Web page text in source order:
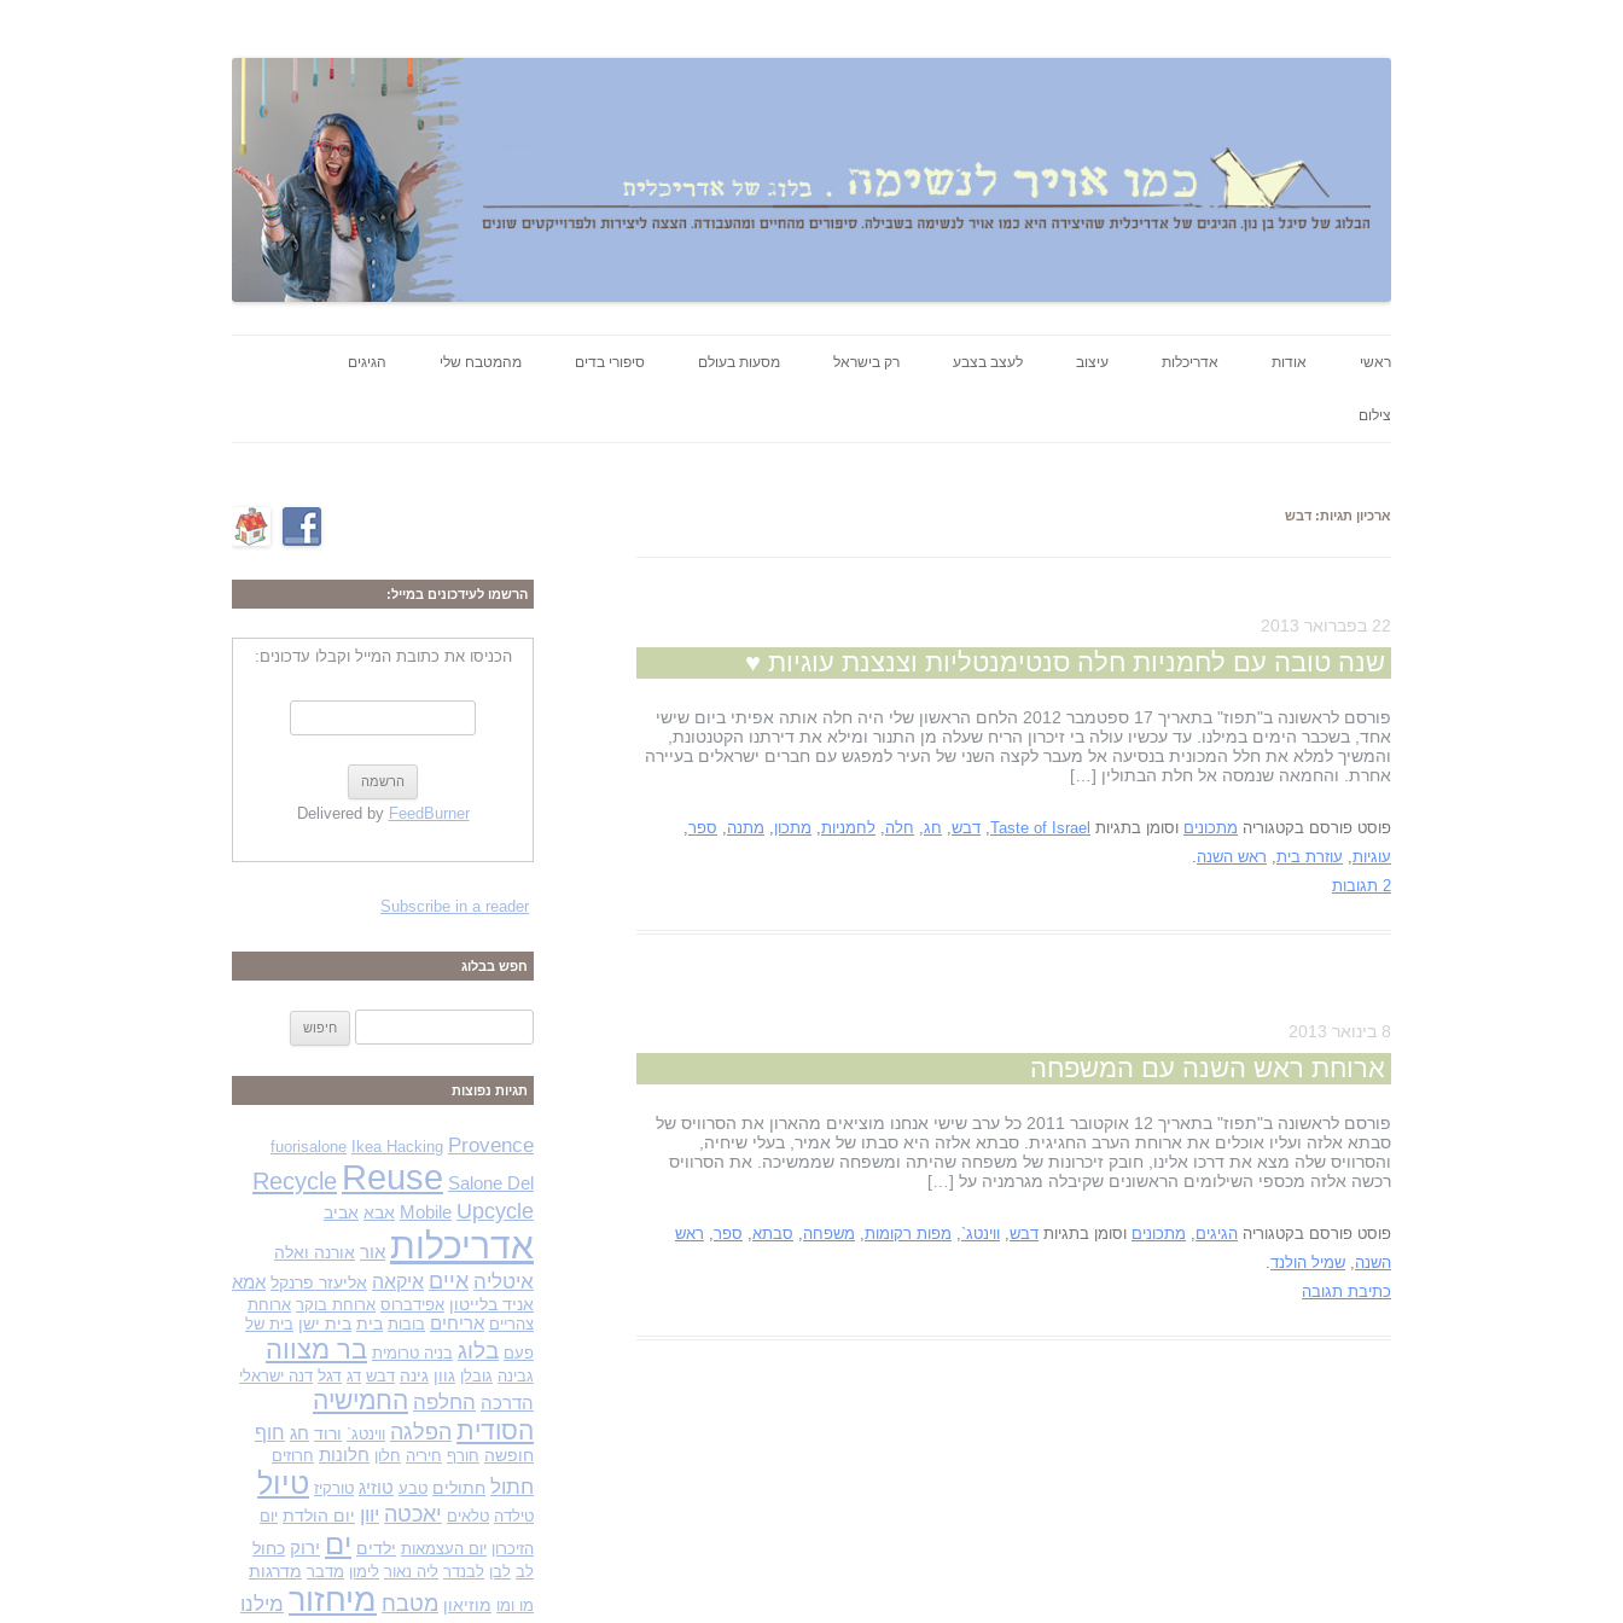
כמו אויר לנשימה – בלוג של אדריכלית
לתוכן
ראשי אודות אדריכלות עיצוב לעצב בצבע רק בישראל מסעות בעולם סיפורי בדים מהמטבח שלי הגיגים
צילום
ארכיון תגיות: דבש
22 בפברואר 2013
שנה טובה עם לחמניות חלה סנטימנטליות וצנצנת עוגיות ♥
פורסם לראשונה ב"תפוז" בתאריך 17 ספטמבר 2012 הלחם הראשון שלי היה חלה אותה אפיתי ביום שישי
אחד, בשכבר הימים במילנו. עד עכשיו עולה בי זיכרון הריח שעלה מן התנור ומילא את דירתנו הקטנטונת,
והמשיך למלא את חלל המכונית בנסיעה אל מעבר לקצה השני של העיר למפגש עם חברים ישראלים בעיירה
אחרת. והחמאה שנמסה אל חלת הבתולין […]
פוסט פורסם בקטגוריה מתכונים וסומן בתגיות Taste of Israel דבש חג חלה לחמניות מתכון מתנה ספר
עוגיות עוזרת בית ראש השנה
2 תגובות
8 בינואר 2013
ארוחת ראש השנה עם המשפחה
פורסם לראשונה ב"תפוז" בתאריך 12 אוקטובר 2011 כל ערב שישי אנחנו מוציאים מהארון את הסרוויס של
סבתא אלזה ועליו אוכלים את ארוחת הערב החגיגית. סבתא אלזה היא סבתו של אמיר, בעלי שיחיה,
והסרוויס שלה מצא את דרכו אלינו, חובק זיכרונות של משפחה שהיתה ומשפחה שממשיכה. את הסרוויס
רכשה אלזה מכספי השילומים הראשונים שקיבלה מגרמניה על […]
פוסט פורסם בקטגוריה הגיגים מתכונים וסומן בתגיות דבש ווינטג` מפות רקומות משפחה סבתא ספר ראש
השנה שמיל הולנד
כתיבת תגובה
הרשמו לעידכונים במייל:
הכניסו את כתובת המייל וקבלו עדכונים:
Delivered by FeedBurner
Subscribe in a reader
חפש בבלוג
פ
ו
ש
תגיות נפוצות
fuorisalone Ikea Hacking Provence
Recycle Reuse Salone Del
Mobile Upcycle אבא אביב
אדריכלות אור אורנה ואלה
איטליה איים איקאה אליעזר פרנקל אמא
אניד בלייטון אפידברוס ארוחת בוקר ארוחת
צהריים אריחים בובות בית בית ישן בית של
פעם בלוג בניה טרומית בר מצווה
גבינה גובלן גוון גינה דבש דג דגל דנה ישראלי
הדרכה החלפה החמישיה
הסודית הפלגה ווינטג` ורוד חג חוף
חופשה חורף חיריה חלון חלונות חרוזים
חתול חתולים טבע טוזיג טורקיז טיול
טילדה טלאים יאכטה יוון יום הולדת יום
הזיכרון יום העצמאות ילדים ים ירוק כחול
לב לבן לבנדר ליה נאור לימון מדבר מדרגות
מו ומו מוזיאון מטבח מיחזור מילנו